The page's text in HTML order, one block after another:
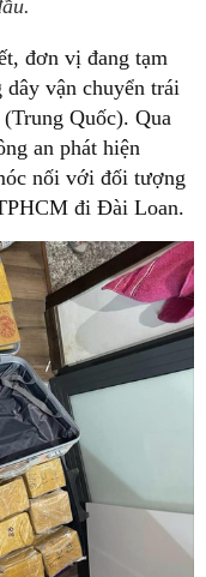
đơn vị đang tạm
vận chuyển trái
Quốc). Qua
an phát hiện
nối với đối tượng
đi Đài Loan.